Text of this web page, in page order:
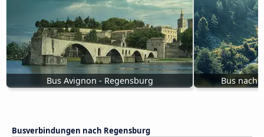
Bus Avignon - Regensburg Bus nach
Busverbindungen nach Regensburg